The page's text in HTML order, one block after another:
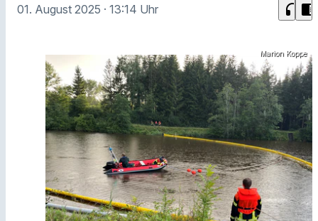
01. August 2025 · 13:14 Uhr headphones chrome_reader_mode
Marion Koppe